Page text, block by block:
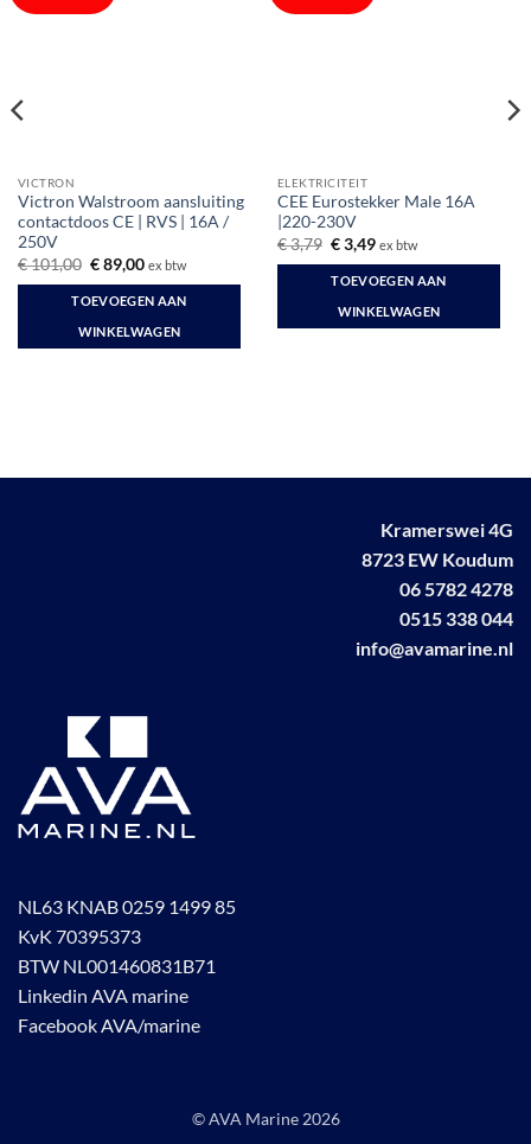
VICTRON
Victron Walstroom aansluiting
contactdoos CE | RVS | 16A /
250V
€101,00 Oorspronkelijke
was:
€ 101,00.
€89,00Huidige
is:
€ 89,00.
ex btw
TOEVOEGEN AAN
WINKELWAGEN
ELEKTRICITEIT
CEE Eurostekker Male 16A
|220-230V
€3,79 Oorspronkelijke
prijs
was:
€ 3,79.
€3,49Huidige
is:
€ 3,49.
ex btw
TOEVOEGEN AAN
WINKELWAGEN
Kramerswei 4G
8723 EW Koudum
06 5782 4278
0515 338 044
info@avamarine.nl
NL63 KNAB 0259 1499 85
KvK 70395373
BTW NL001460831B71
Linkedin AVA marine
Facebook AVA/marine
© AVA Marine 2026